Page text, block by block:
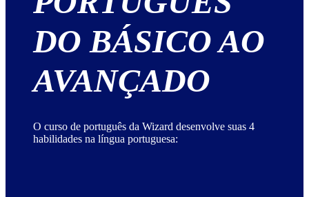
DO BÁSICO AO
AVANÇADO
O curso de português da Wizard desenvolve suas 4
habilidades na língua portuguesa: